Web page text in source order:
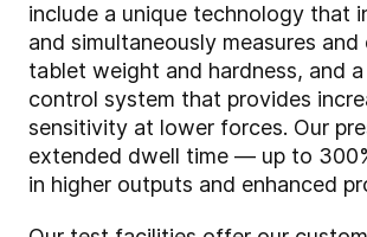
include a unique technology that
and simultaneously measures
tablet weight and hardness, and
control system that provides
sensitivity at lower forces. Our
extended dwell time — up to
in higher outputs and enhanced